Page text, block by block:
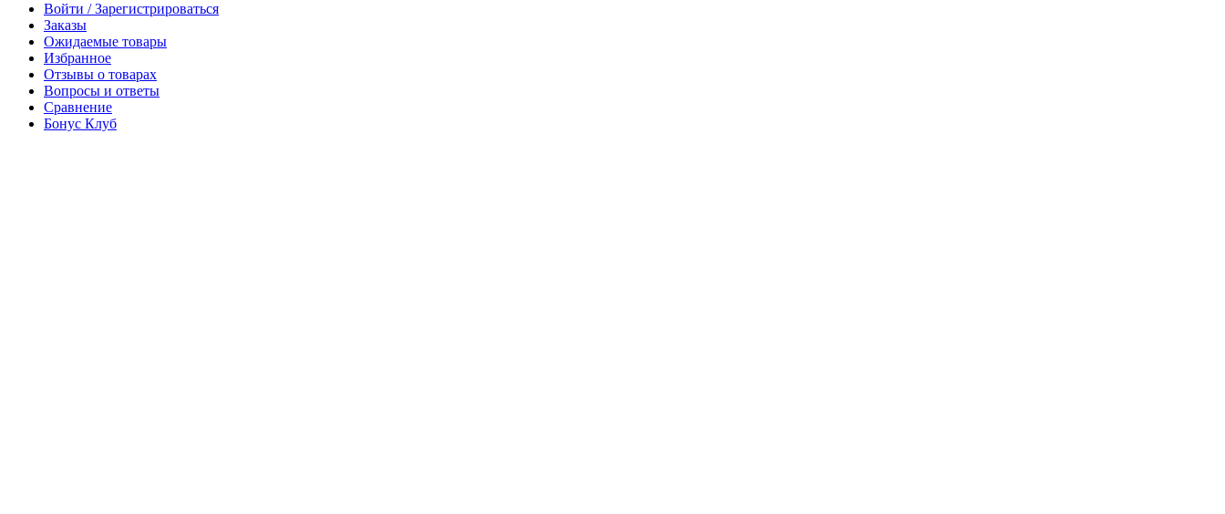
Войти / Зарегистрироваться
Заказы
Ожидаемые товары
Избранное
Отзывы о товарах
Вопросы и ответы
Сравнение
Бонус Клуб